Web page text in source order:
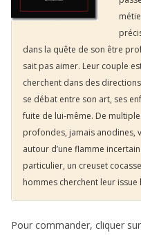
dans la quête de son être
sait pas aimer. Leur couple
cherchent dans des
se débat entre son art, ses
fuite de lui-même. De
profondes, jamais anodines,
autour d’une flamme
particulier, un creuset
hommes cherchent leur issue
Pour commander, cliquer